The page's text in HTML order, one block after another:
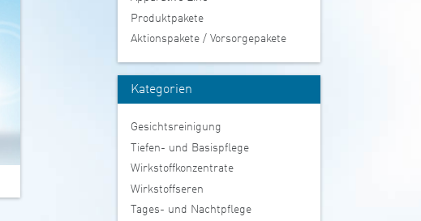
Produktpakete
Aktionspakete / Vorsorgepakete
Kategorien
Gesichtsreinigung
Tiefen- und Basispflege
Wirkstoffkonzentrate
Wirkstoffseren
Tages- und Nachtpflege